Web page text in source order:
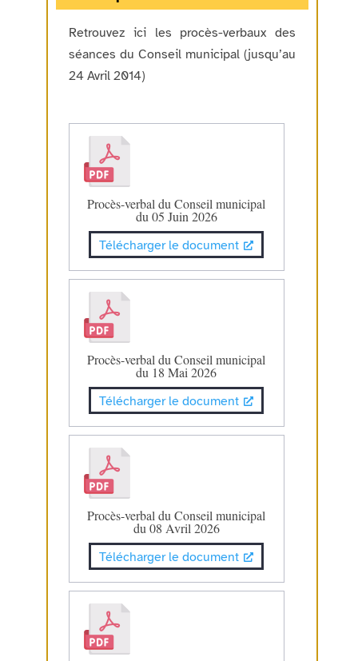
Retrouvez ici les procès-verbaux des
séances du Conseil municipal (jusqu’au
24 Avril 2014)
Procès-verbal du Conseil municipal
du 05 Juin 2026
Télécharger le document
Procès-verbal du Conseil municipal
du 18 Mai 2026
Télécharger le document
Procès-verbal du Conseil municipal
du 08 Avril 2026
Télécharger le document